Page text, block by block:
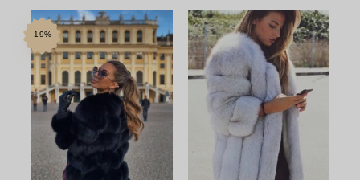
-19%